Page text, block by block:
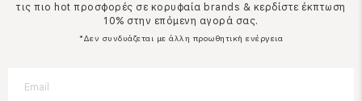
τις πιο hot προσφορές σε κορυφαία brands & κερδίστε έκπτωση
10% στην επόμενη αγορά σας.
*Δεν συνδυάζεται με άλλη προωθητική ενέργεια